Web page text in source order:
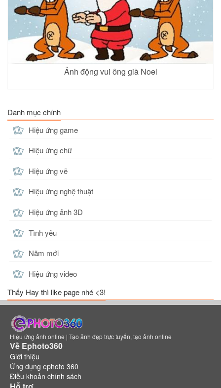
Ảnh động vui ông già Noel
Danh mục chính
Hiệu ứng game
Hiệu ứng chữ
Hiệu ứng vẽ
Hiệu ứng nghệ thuật
Hiệu ứng ảnh 3D
Tình yêu
Năm mới
Hiệu ứng video
Thấy Hay thì like page nhé <3!
Hiệu ứng ảnh online | Tạo ảnh đẹp trực tuyến, tạo ảnh online
Về Ephoto360
Giới thiệu
Ứng dụng ephoto 360
Điều khoản chính sách